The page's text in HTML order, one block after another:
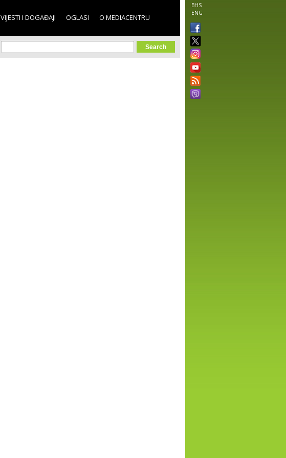
BHS
ENG
VIJESTI I DOGAĐAJI OGLASI O MEDIACENTRU
Search form
Search